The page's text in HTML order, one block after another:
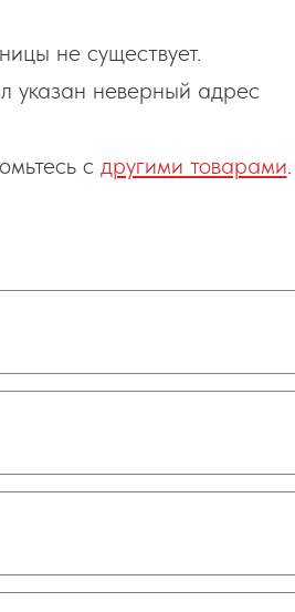
не существует.
указан неверный адрес
с другими товарами.